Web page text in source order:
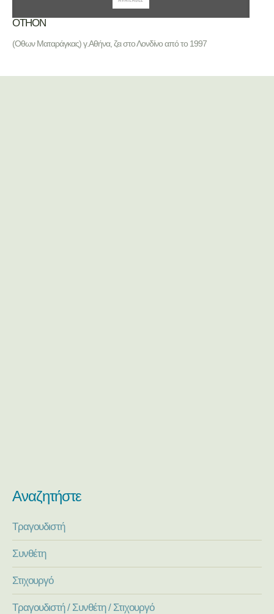
ΟΤΗΟΝ
(Οθων Ματαράγκας) γ.Αθήνα, ζει στο Λονδίνο από το 1997
Αναζητήστε
Τραγουδιστή
Συνθέτη
Στιχουργό
Τραγουδιστή / Συνθέτη / Στιχουργό